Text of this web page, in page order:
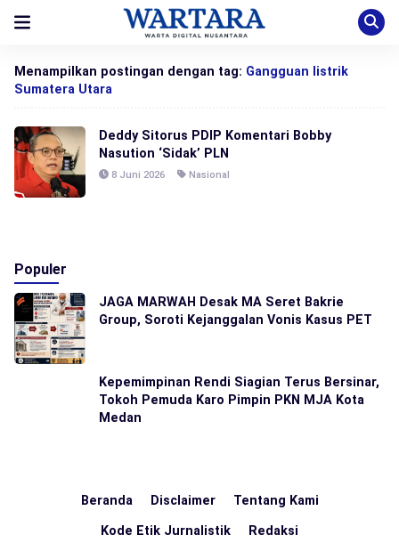
Menampilkan postingan dengan tag: Gangguan listrik
Sumatera Utara
Deddy Sitorus PDIP Komentari Bobby
Nasution ‘Sidak’ PLN
8 Juni 2026 Nasional
Populer
JAGA MARWAH Desak MA Seret Bakrie
Group, Soroti Kejanggalan Vonis Kasus PET
Kepemimpinan Rendi Siagian Terus Bersinar,
Tokoh Pemuda Karo Pimpin PKN MJA Kota
Medan
Beranda Disclaimer Tentang Kami
Kode Etik Jurnalistik
Redaksi